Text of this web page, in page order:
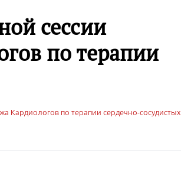
сессии
по терапии
Кардиологов по терапии сердечно-сосудистых